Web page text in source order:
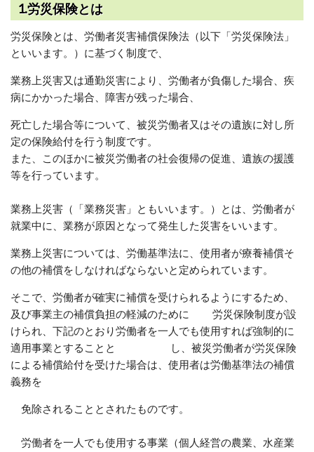
1.労災保険とは
労災保険とは、労働者災害補償保険法（以下「労災保険法」
といいます。）に基づく制度で、
業務上災害又は通勤災害により、労働者が負傷した場合、疾
病にかかった場合、障害が残った場合、
死亡した場合等について、被災労働者又はその遺族に対し所
定の保険給付を行う制度です。
また、このほかに被災労働者の社会復帰の促進、遺族の援護
等を行っています。
業務上災害（「業務災害」ともいいます。）とは、労働者が
就業中に、業務が原因となって発生した災害をいいます。
業務上災害については、労働基準法に、使用者が療養補償そ
の他の補償をしなければならないと定められています。
そこで、労働者が確実に補償を受けられるようにするため、
及び事業主の補償負担の軽減のために 労災保険制度が設
けられ、下記のとおり労働者を一人でも使用すれば強制的に
適用事業とすることと し、被災労働者が労災保険
による補償給付を受けた場合は、使用者は労働基準法の補償
義務を
免除されることとされたものです。
労働者を一人でも使用する事業（個人経営の農業、水産業